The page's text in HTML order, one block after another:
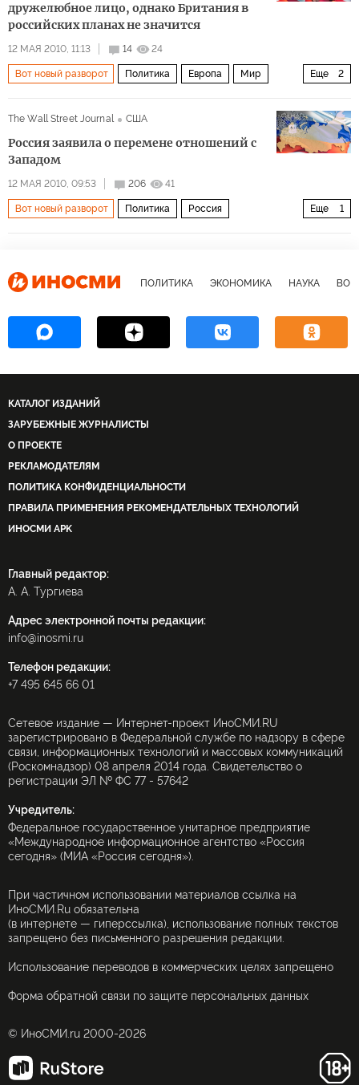
дружелюбное лицо, однако Британия в
российских планах не значится
12 МАЯ 2010, 11:13 14 24
Еще 2
Вот новый разворот Политика Европа Мир
The Wall Street Journal
США
Россия заявила о перемене отношений с
Западом
12 МАЯ 2010, 09:53 206 41
Еще 1
Вот новый разворот Политика Россия
ПОЛИТИКА ЭКОНОМИКА НАУКА
КАТАЛОГ ИЗДАНИЙ
ЗАРУБЕЖНЫЕ ЖУРНАЛИСТЫ
О ПРОЕКТЕ
РЕКЛАМОДАТЕЛЯМ
ПОЛИТИКА КОНФИДЕНЦИАЛЬНОСТИ
ПРАВИЛА ПРИМЕНЕНИЯ РЕКОМЕНДАТЕЛЬНЫХ ТЕХНОЛОГИЙ
ИНОСМИ APK
Главный редактор:
А. А. Тургиева
Адрес электронной почты редакции:
info@inosmi.ru
Телефон редакции:
+7 495 645 66 01
Сетевое издание — Интернет-проект ИноСМИ.RU
зарегистрировано в Федеральной службе по надзору в сфере
связи, информационных технологий и массовых коммуникаций
(Роскомнадзор) 08 апреля 2014 года. Свидетельство о
регистрации ЭЛ № ФС 77 - 57642
Учредитель:
Федеральное государственное унитарное предприятие
«Международное информационное агентство «Россия
сегодня» (МИА «Россия сегодня»).
При частичном использовании материалов ссылка на
ИноСМИ.Ru обязательна
(в интернете — гиперссылка), использование полных текстов
запрещено без письменного разрешения редакции.
Использование переводов в коммерческих целях запрещено
Форма обратной связи по защите персональных данных
© ИноСМИ.ru 2000-2026